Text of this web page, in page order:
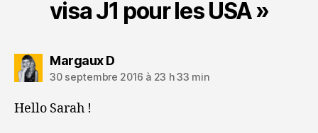
visa J1 pour les USA »
Margaux Ddit :
30 septembre 2016 à 23 h 33 min
Hello Sarah !